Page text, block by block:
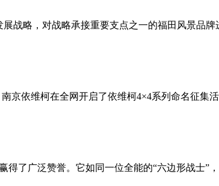
战略，对战略承接重要支点之一的福田风景品
京依维柯在全网开启了依维柯4×4系列命名征集
了广泛赞誉。它如同一位全能的“六边形战士”